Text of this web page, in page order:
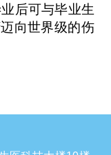
后可与毕业生
向世界级的伤